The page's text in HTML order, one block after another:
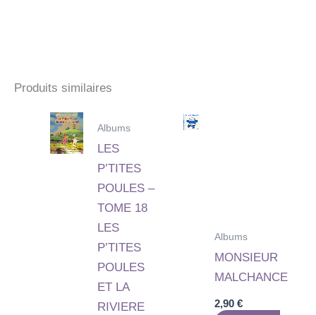
Produits similaires
Albums
LES
P’TITES
POULES –
TOME 18
LES
P’TITES
POULES
ET LA
RIVIERE
Albums
MONSIEUR
MALCHANCE
2,90 €